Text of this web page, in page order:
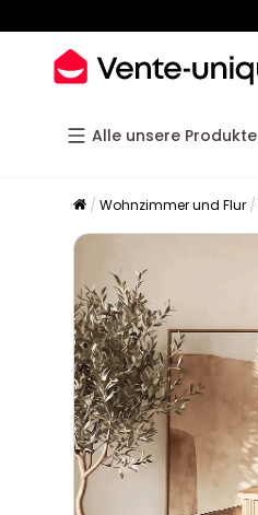
Alle unsere Produkte
Wohnzimmer und Flur